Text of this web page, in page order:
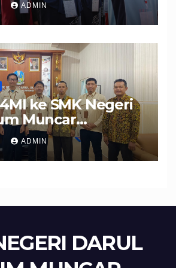
Berkarakter,
Berprestasi
ADMIN
ke SMK Negeri
Muncar
Perkuat Sinergi
Perlindungan
Migran
ADMIN
DARUL